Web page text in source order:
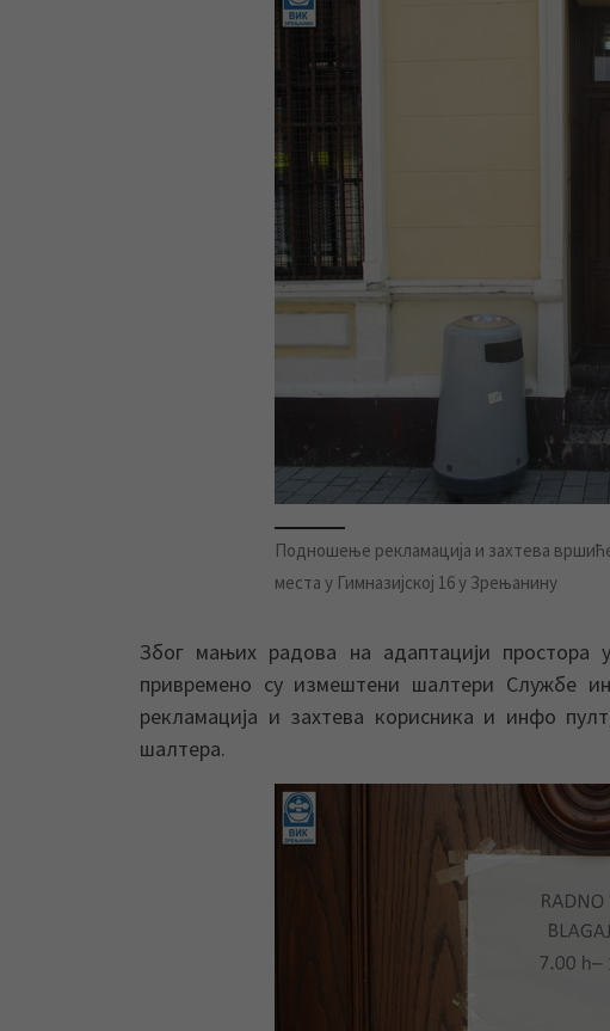
Подношење рекламација и захтева
места у Гимназијској 16 у Зрењанину
Због мањих радова на адаптацији
привремено су измештени шалтери Службе
рекламација и захтева корисника и инфо
шалтера.